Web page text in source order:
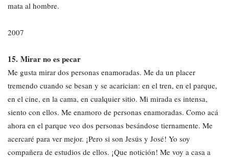
mata al hombre.
2007
15. Mirar no es pecar
Me gusta mirar dos personas enamoradas. Me da un placer
tremendo cuando se besan y se acarician: en el tren, en el parque,
en el cine, en la cama, en cualquier sitio. Mi mirada es intensa,
siento con ellos. Me enamoro de personas enamoradas. Como acá
ahora en el parque veo dos personas besándose tiernamente. Me
acercaré para ver mejor. ¡Pero si son Jesús y José! Yo soy
compañera de estudios de ellos. ¡Que notición! Me voy a casa a